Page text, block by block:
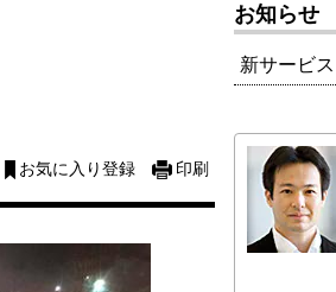
お気に入り登録 印刷
お知らせ
新サービ